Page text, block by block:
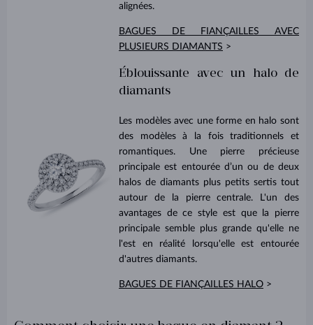
alignées.
BAGUES DE FIANÇAILLES AVEC
PLUSIEURS DIAMANTS >
Éblouissante avec un halo de
diamants
Les modèles avec une forme en halo sont
des modèles à la fois traditionnels et
romantiques. Une pierre précieuse
principale est entourée d’un ou de deux
halos de diamants plus petits sertis tout
autour de la pierre centrale. L'un des
avantages de ce style est que la pierre
principale semble plus grande qu'elle ne
l'est en réalité lorsqu'elle est entourée
d'autres diamants.
BAGUES DE FIANÇAILLES HALO >